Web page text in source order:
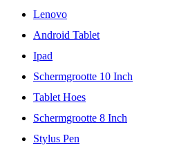
Lenovo
Android Tablet
Ipad
Schermgrootte 10 Inch
Tablet Hoes
Schermgrootte 8 Inch
Stylus Pen